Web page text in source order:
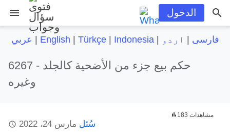
menu الدخول
عربي English Türkçe| Indonesia| فارسی اردو
6267 - حكم بيع جزء من الأضحية كالجلد
وغيره
سُئل مارس 24، 2022
183 مشاهدات